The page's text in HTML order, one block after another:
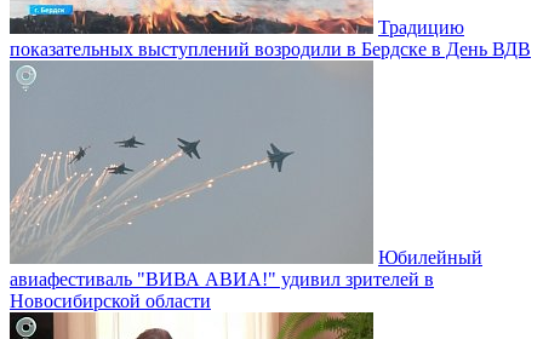
Традицию
показательных выступлений возродили в Бердске в День ВДВ
Юбилейный
авиафестиваль "ВИВА АВИА!" удивил зрителей в
Новосибирской области